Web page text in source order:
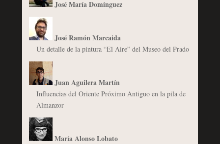
José María Domínguez
José Ramón Marcaida
Un detalle de la pintura “El Aire” del Museo del Prado
Juan Aguilera Martín
Influencias del Oriente Próximo Antiguo en la pila de
Almanzor
María Alonso Lobato